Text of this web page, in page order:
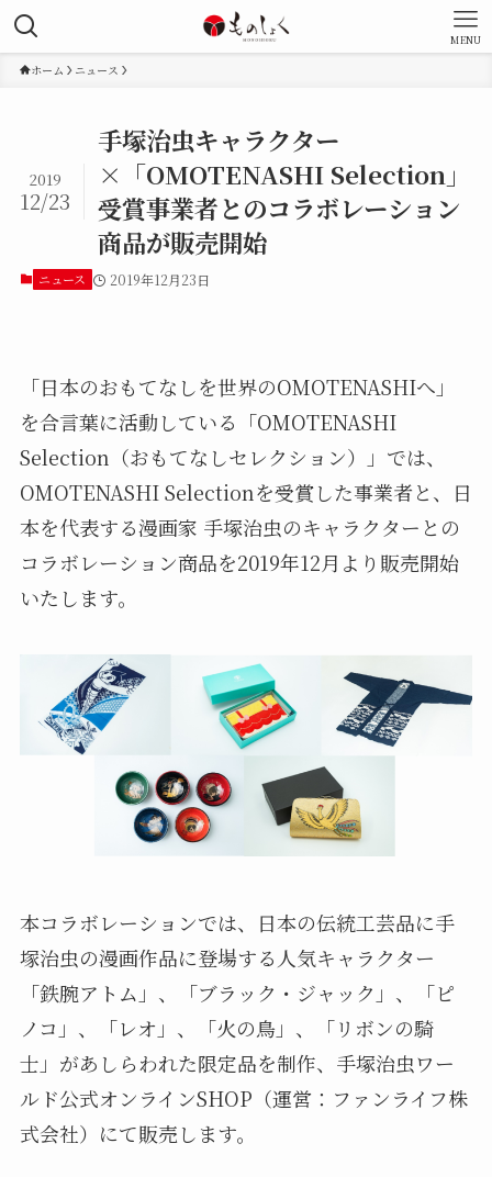
MENU
ホーム ニュース
手塚治虫キャラクター
×「OMOTENASHI Selection」
受賞事業者とのコラボレーション
商品が販売開始
2019
12/23
ニュース 2019年12月23日
「日本のおもてなしを世界のOMOTENASHIへ」
を合言葉に活動している「OMOTENASHI
Selection（おもてなしセレクション）」では、
OMOTENASHI Selectionを受賞した事業者と、日
本を代表する漫画家 手塚治虫のキャラクターとの
コラボレーション商品を2019年12月より販売開始
いたします。
本コラボレーションでは、日本の伝統工芸品に手
塚治虫の漫画作品に登場する人気キャラクター
「鉄腕アトム」、「ブラック・ジャック」、「ピ
ノコ」、「レオ」、「火の鳥」、「リボンの騎
士」があしらわれた限定品を制作、手塚治虫ワー
ルド公式オンラインSHOP（運営：ファンライフ株
式会社）にて販売します。